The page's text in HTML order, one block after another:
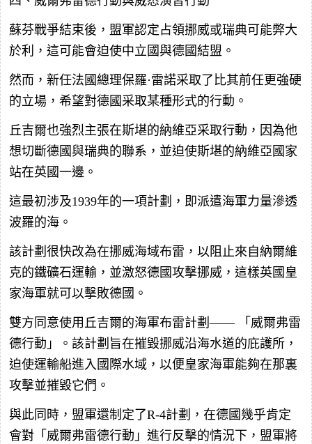
蘇芬戰爭結束後，盟軍認定占領挪威或瑞典可能弊大
於利，這可能會迫使中立國與德國結盟。
然而，新任法國總理保羅·雷諾采取了比其前任更強硬
的立場，希望對德國采取某種形式的行動。
丘吉爾也強烈主張在斯堪的納維亞采取行動，因為他
想切斷德國與瑞典的聯系，並迫使斯堪的納維亞國家
站在英國一邊。
這最初涉及1939年的一項計劃，即派遣海軍力量滲透
波羅的海。
該計劃很快改為在挪威海域布雷，以阻止來自納爾維
克的鐵礦石運輸，並激怒德國攻擊挪威，這樣英國皇
家海軍就可以擊敗德國。
雙方同意使用丘吉爾的海軍布雷計劃—— 「威爾弗雷
德行動」。該計劃旨在摧毀挪威沿海水道的庇護所，
迫使運輸船進入國際水域，以便皇家海軍能夠在那裏
攻擊並摧毀它們。
與此同時，盟軍還制定了R-4計劃，在德國幾乎肯定
會對「威爾弗雷德行動」進行反擊的情況下，盟軍將